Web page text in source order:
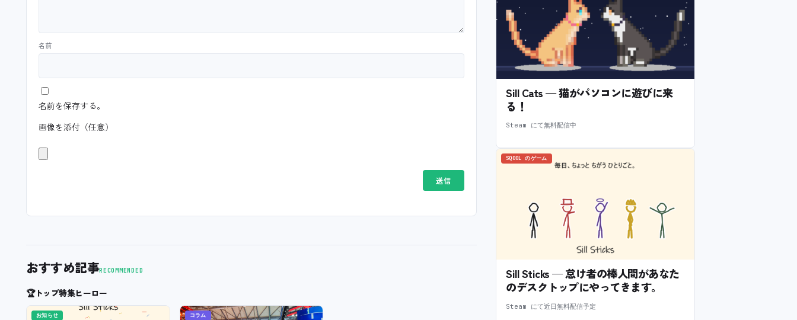
名前
名前を保存する。
画像を添付（任意）
おすすめ記事RECOMMENDED
🏆トップ特集ヒーロー
お知らせ コラム
Sill Cats — 猫がパソコンに遊びに来
る！
Steam にて無料配信中
SQOOL のゲーム
Sill Sticks — 怠け者の棒人間があなた
のデスクトップにやってきます。
Steam にて近日無料配信予定